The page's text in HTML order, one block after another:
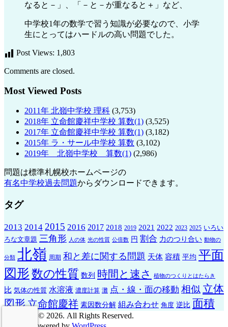
なると－」、「－と－が重なると＋」など、
中学校1年の数学で習う知識が必要なので、小学
生にとってはハードルの高い問題でした。
Post Views: 1,803
Comments are closed.
Most Viewed Posts
2011年 北嶺中学校 理科 (3,753)
2018年 立命館慶祥中学校 算数(1) (3,525)
2017年 立命館慶祥中学校 算数(1) (3,182)
2015年 ラ・サール中学校 算数 (3,102)
2019年 北嶺中学校 算数(1) (2,986)
問題は標準札幌校ホームページの
有名中学校過去問題からダウンロードできます。
タグ
2013 2014 2015 2016 2017 2018 2019 2021 2022 2023 2025 いろい
ろな文章題 三角形 人の体 光の性質 公倍数 円 割合 力のつり合い 動物の
分類 北嶺 周期 和と差に関する問題 天体 容積 平均 平面
図形 数の性質 数列 時間と速さ 植物のつくりとはたらき
比 気体の性質 水溶液 濃度計算 灘 点・線・面の移動 相似 立体
図形立命館慶祥 素因数分解 組み合わせ 角度 逆比 面積
Vic's粒子 © 2026. All Rights Reserved.